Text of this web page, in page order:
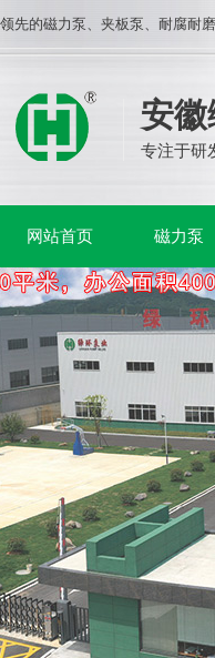
领先的磁力泵、夹板泵、耐腐耐
安徽
专注于研
网站首页 磁力泵